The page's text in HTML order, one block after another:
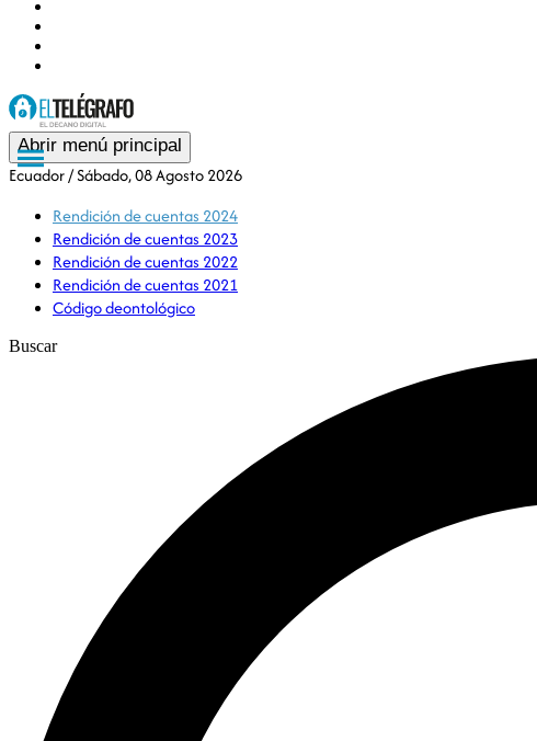
Abrir menú principal
Ecuador/ Sábado, 08 Agosto 2026
Rendición de cuentas 2024
Rendición de cuentas 2023
Rendición de cuentas 2022
Rendición de cuentas 2021
Código deontológico
Buscar